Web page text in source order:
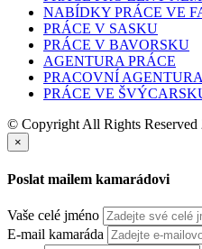
NABÍDKY PRÁCE VE
PRÁCE V SASKU
PRÁCE V BAVORSKU
AGENTURA PRÁCE
PRACOVNÍ AGENTURA
PRÁCE VE
© Copyright All Rights Reserved
×
Poslat mailem kamarádovi
Vaše celé jméno
E-mail kamaráda